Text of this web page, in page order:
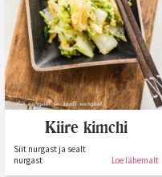
Kiire kimchi
Siit nurgast ja sealt
nurgast
Loe lähemalt